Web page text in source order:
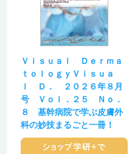
Ｖｉｓｕａｌ Ｄｅｒｍａ
ｔｏｌｏｇｙＶｉｓｕａ
ｌ Ｄ． ２０２６年８月
号 Ｖｏｌ．２５ Ｎｏ．
８ 基幹病院で学ぶ皮膚外
科の妙技まるごと一冊！